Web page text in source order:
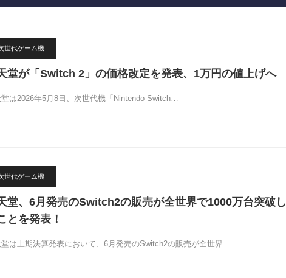
世代ゲーム機
堂が「Switch 2」の価格改定を発表、1万円の値上げへ
は2026年5月8日、次世代機「Nintendo Switch…
世代ゲーム機
堂、6月発売のSwitch2の販売が全世界で1000万台突破し
とを発表！
は上期決算発表において、6月発売のSwitch2の販売が全世界…